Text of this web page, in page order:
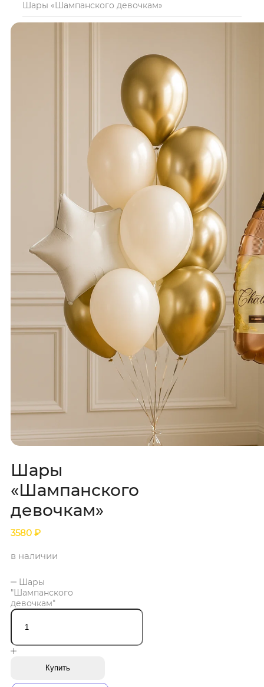
Шары «Шампанского девочкам»
Шары
«Шампанского
девочкам»
3580 ₽
в наличии
Шары
"Шампанского
девочкам"
Купить